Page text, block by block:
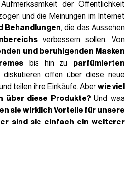
der Öffentlichkeit
und die Meinungen im Internet
Behandlungen, die das Aussehen
verbessern sollen. Von
und beruhigenden Masken
bis hin zu parfümierten
offen über diese neue
und teilen ihre Einkäufe. Aberwie viel
über diese Produkte? Und was
sie wirklich Vorteile für unsere
sind sie einfach ein weiterer